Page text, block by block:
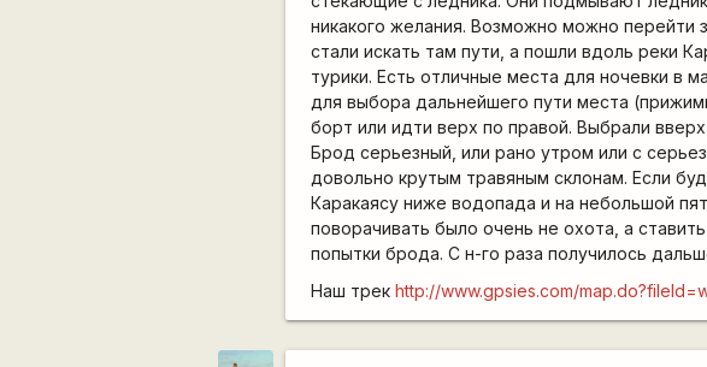
никакого желания. Возможно можно перейти
стали искать там пути, а пошли вдоль реки
турики. Есть отличные места для ночевки в
для выбора дальнейшего пути места
борт или идти верх по правой. Выбрали
Брод серьезный, или рано утром или с
довольно крутым травяным склонам. Если
Каракаясу ниже водопада и на небольшой
поворачивать было очень не охота, а
попытки брода. С н-го раза получилось
Наш трекhttp://www.gpsies.com/